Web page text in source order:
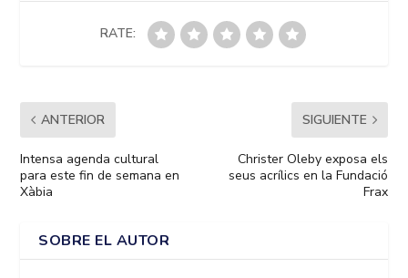
RATE:
ANTERIOR
Intensa agenda cultural
para este fin de semana en
Xàbia
SIGUIENTE
Christer Oleby exposa els
seus acrílics en la Fundació
Frax
SOBRE EL AUTOR